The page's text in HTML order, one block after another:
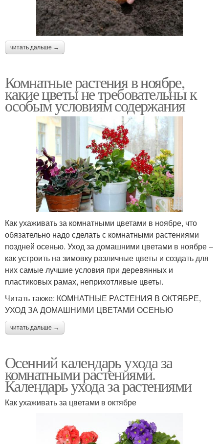
читать дальше →
Комнатные растения в ноябре,
какие цветы не требовательны к
особым условиям содержания
Как ухаживать за комнатными цветами в ноябре, что
обязательно надо сделать с комнатными растениями
поздней осенью. Уход за домашними цветами в ноябре –
как устроить на зимовку различные цветы и создать для
них самые лучшие условия при деревянных и
пластиковых рамах, неприхотливые цветы.
Читать также: КОМНАТНЫЕ РАСТЕНИЯ В ОКТЯБРЕ,
УХОД ЗА ДОМАШНИМИ ЦВЕТАМИ ОСЕНЬЮ
читать дальше →
Осенний календарь ухода за
комнатными растениями.
Календарь ухода за растениями
Как ухаживать за цветами в октябре